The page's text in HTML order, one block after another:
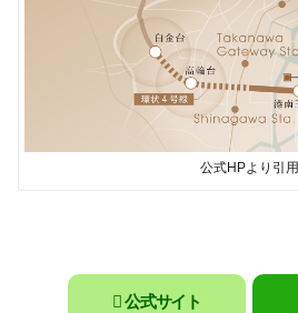
公式HPより引用
公式サイト